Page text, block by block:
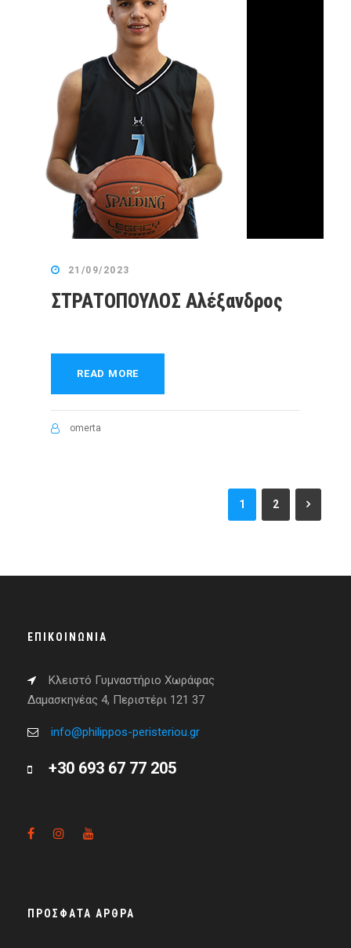
21/09/2023
ΣΤΡΑΤΟΠΟΥΛΟΣ Αλέξανδρος
READ MORE
omerta
1 2
ΕΠΙΚΟΙΝΩΝΊΑ
Κλειστό Γυμναστήριο Χωράφας
Δαμασκηνέας 4, Περιστέρι 121 37
info@philippos-peristeriou.gr
+30 693 67 77 205
ΠΡΌΣΦΑΤΑ ΆΡΘΡΑ